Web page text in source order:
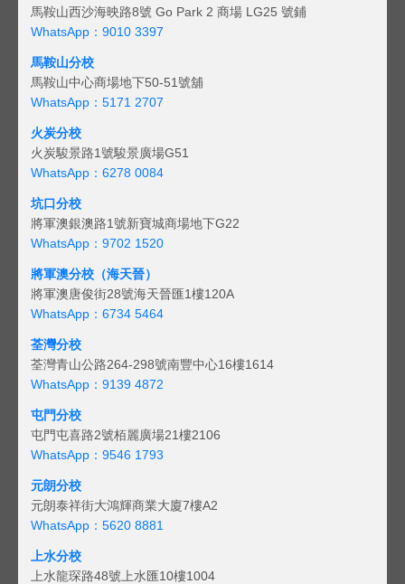
馬鞍山西沙海映路8號 Go Park 2 商場 LG25 號鋪
WhatsApp：9010 3397
馬鞍山分校
馬鞍山中心商場地下50-51號舖
WhatsApp：5171 2707
火炭分校
火炭駿景路1號駿景廣場G51
WhatsApp：6278 0084
坑口分校
將軍澳銀澳路1號新寶城商場地下G22
WhatsApp：9702 1520
將軍澳分校（海天晉）
將軍澳唐俊街28號海天晉匯1樓120A
WhatsApp：6734 5464
荃灣分校
荃灣青山公路264-298號南豐中心16樓1614
WhatsApp：9139 4872
屯門分校
屯門屯喜路2號栢麗廣場21樓2106
WhatsApp：9546 1793
元朗分校
元朗泰祥街大鴻輝商業大廈7樓A2
WhatsApp：5620 8881
上水分校
上水龍琛路48號上水匯10樓1004